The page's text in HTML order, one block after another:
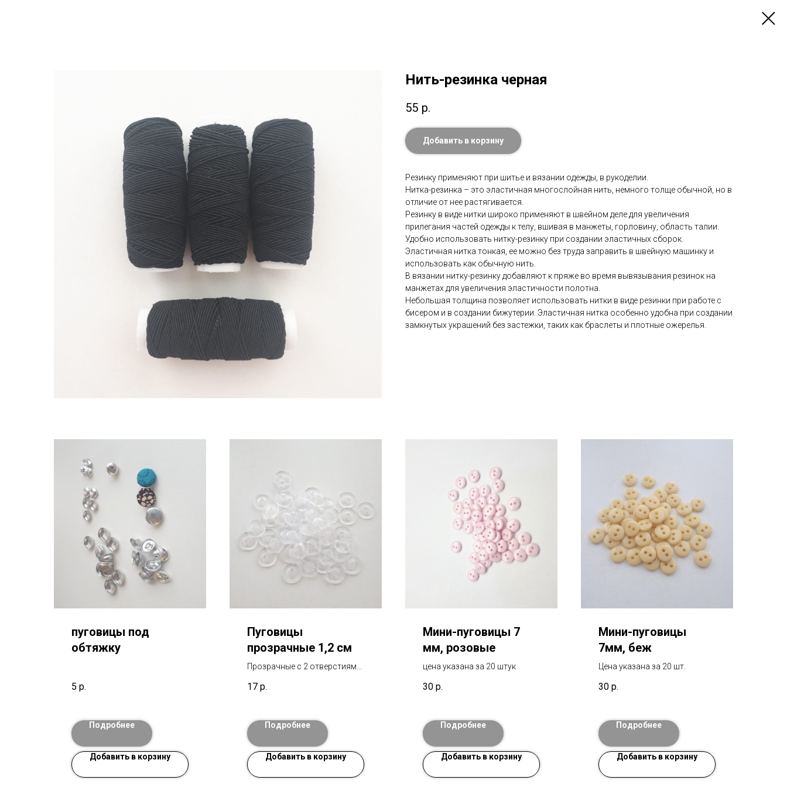
Нить-резинка черная
55 р.
Добавить в корзину
Резинку применяют при шитье и вязании одежды, в рукоделии.
Нитка-резинка – это эластичная многослойная нить, немного толще обычной, но в
отличие от нее растягивается.
Резинку в виде нитки широко применяют в швейном деле для увеличения
прилегания частей одежды к телу, вшивая в манжеты, горловину, область талии.
Удобно использовать нитку-резинку при создании эластичных сборок.
Эластичная нитка тонкая, ее можно без труда заправить в швейную машинку и
использовать как обычную нить.
В вязании нитку-резинку добавляют к пряже во время вывязывания резинок на
манжетах для увеличения эластичности полотна.
Небольшая толщина позволяет использовать нитки в виде резинки при работе с
бисером и в создании бижутерии. Эластичная нитка особенно удобна при создании
замкнутых украшений без застежки, таких как браслеты и плотные ожерелья.
пуговицы под
обтяжку
5 р.
Подробнее
Добавить в корзину
Пуговицы
прозрачные 1,2 см
Прозрачные с 2 отверстиями
ног с 2 отверстиями. размер
17 р.
Подробнее
Добавить в корзину
Мини-пуговицы 7
мм, розовые
цена указана за 20 штук
30 р.
Подробнее
Добавить в корзину
Мини-пуговицы
7мм, беж
Цена указана за 20 шт.
30 р.
Подробнее
Добавить в корзину